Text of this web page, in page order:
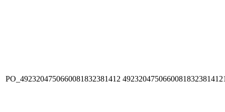
PO_4923204750660081832381412